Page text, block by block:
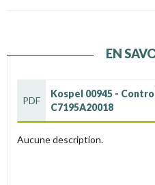
EN
PDF
Kospel 00945 -
C7195A20018
Aucune description.